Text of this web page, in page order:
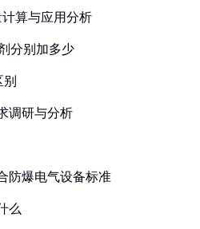
算与应用分析
分别加多少
调研与分析
防爆电气设备标准
么